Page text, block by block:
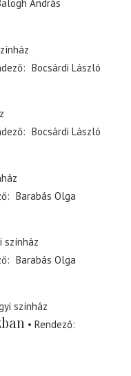
András
Bocsárdi László
Bocsárdi László
Barabás Olga
színház
Barabás Olga
színház
Rendező